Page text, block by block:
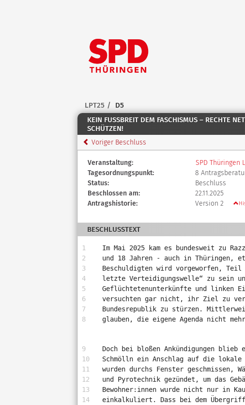
Startseite
LPT25
D5
KEIN FUSSBREIT DEM FASCHISMUS – RECHTE
SCHÜTZEN!
Voriger Beschluss
Diese
Tabelle
beschreibt
den
Status,
Antragstellerin
und
verschiedene
Rahmendaten
Antrag
Veranstaltung:
SPD Thüringen
Tagesordnungspunkt:
8
Status:
Beschluss
Beschlossen am:
22.11.2025
Antragshistorie:
Version 2
BESCHLUSSTEXT
Im Mai 2025 kam es bundesweit zu
und 18 Jahren - auch in Thüringen,
Beschuldigten wird vorgeworfen,
letzte Verteidigungswelle“ zu sein
Geflüchtetenunterkünfte und linken
versuchten gar nicht, ihr Ziel zu
Bundesrepublik zu stürzen.
glauben, die eigene Agenda nicht
Doch bei bloßen Ankündigungen
Schmölln ein Anschlag auf die
wurden durchs Fenster geschmissen,
und Pyrotechnik gezündet, um das
Bewohner:innen wurde nicht nur in
einkalkuliert. Dass bei dem